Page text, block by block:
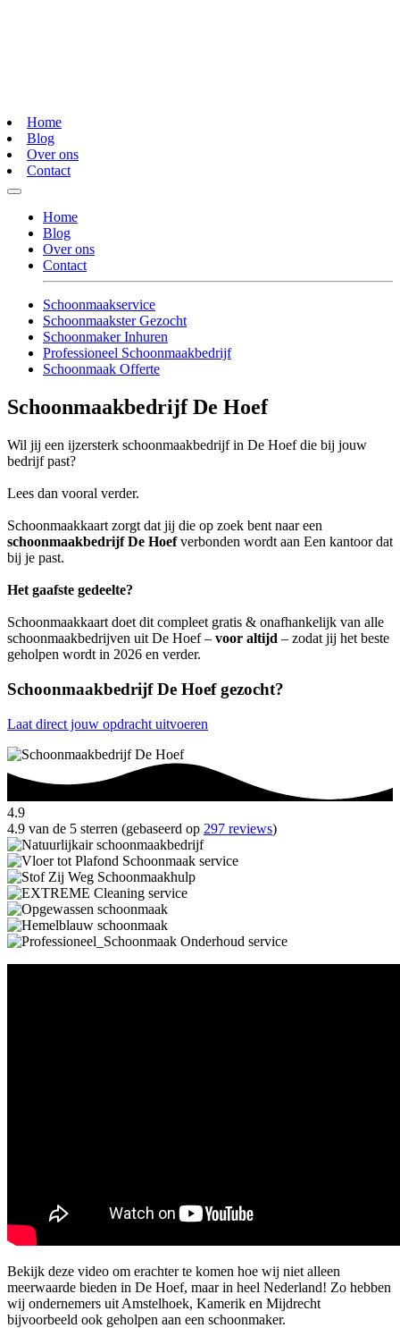
Home
Blog
Over ons
Contact
Home
Blog
Over ons
Contact
Schoonmaakservice
Schoonmaakster Gezocht
Schoonmaker Inhuren
Professioneel Schoonmaakbedrijf
Schoonmaak Offerte
Schoonmaakbedrijf De Hoef
Wil jij een ijzersterk schoonmaakbedrijf in De Hoef die bij jouw
bedrijf past?
Lees dan vooral verder.
Schoonmaakkaart zorgt dat jij die op zoek bent naar een
schoonmaakbedrijf De Hoefverbonden wordt aan Een kantoor dat
bij je past.
Het gaafste gedeelte?
Schoonmaakkaart doet dit compleet gratis & onafhankelijk van alle
schoonmaakbedrijven uit De Hoef – voor altijd – zodat jij het beste
geholpen wordt in 2026 en verder.
Schoonmaakbedrijf De Hoef gezocht?
Laat direct jouw opdracht uitvoeren
4.9
4.9 van de 5 sterren (gebaseerd op 297 reviews)
Bekijk deze video om erachter te komen hoe wij niet alleen
meerwaarde bieden in De Hoef, maar in heel Nederland! Zo hebben
wij ondernemers uit Amstelhoek, Kamerik en Mijdrecht
bijvoorbeeld ook geholpen aan een schoonmaker.